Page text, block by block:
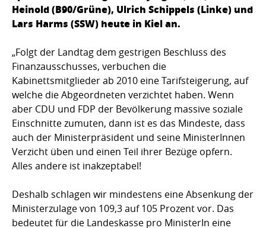
Heinold (B90/Grüne), Ulrich Schippels (Linke) und
Lars Harms (SSW) heute in Kiel an.
„Folgt der Landtag dem gestrigen Beschluss des
Finanzausschusses, verbuchen die
Kabinettsmitglieder ab 2010 eine Tarifsteigerung, auf
welche die Abgeordneten verzichtet haben. Wenn
aber CDU und FDP der Bevölkerung massive soziale
Einschnitte zumuten, dann ist es das Mindeste, dass
auch der Ministerpräsident und seine MinisterInnen
Verzicht üben und einen Teil ihrer Bezüge opfern.
Alles andere ist inakzeptabel!
Deshalb schlagen wir mindestens eine Absenkung der
Ministerzulage von 109,3 auf 105 Prozent vor. Das
bedeutet für die Landeskasse pro MinisterIn eine